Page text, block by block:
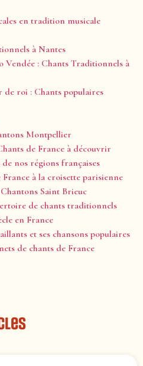
en tradition musicale
à Nantes
Vendée : Chants Traditionnels à
de roi : Chants populaires
Montpellier
de France à découvrir
nos régions françaises
France à la croisette parisienne
Saint Brieuc
de chants traditionnels
en France
et ses chansons populaires
de chants de France